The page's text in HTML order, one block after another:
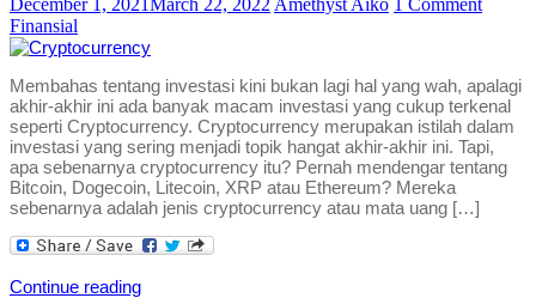
Finansial
Membahas tentang investasi kini bukan lagi hal yang wah, apalagi
akhir-akhir ini ada banyak macam investasi yang cukup terkenal
seperti Cryptocurrency. Cryptocurrency merupakan istilah dalam
investasi yang sering menjadi topik hangat akhir-akhir ini. Tapi,
apa sebenarnya cryptocurrency itu? Pernah mendengar tentang
Bitcoin, Dogecoin, Litecoin, XRP atau Ethereum? Mereka
sebenarnya adalah jenis cryptocurrency atau mata uang […]
Continue reading